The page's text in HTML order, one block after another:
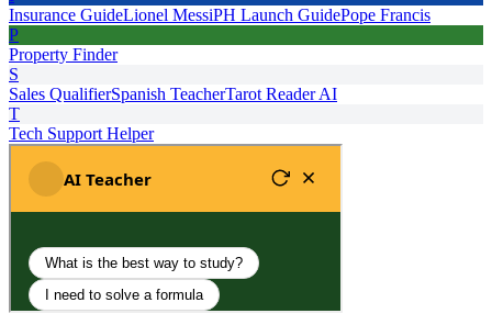
Insurance GuideLionel MessiPH Launch GuidePope Francis
P
Property Finder
S
Sales QualifierSpanish TeacherTarot Reader AI
T
Tech Support Helper